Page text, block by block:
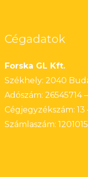
Cégadatok
Forska GL Kft.
Székhely: 2040
Adószám: 26545714
Cégjegyzékszám: 13
Számlaszám: